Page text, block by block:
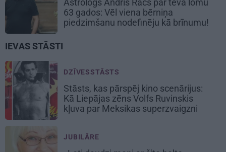
63 gados: Vēl viena bērniņa
piedzimšanu nodefinēju kā brīnumu!
IEVAS STĀSTI
DZĪVESSTĀSTS
Stāsts, kas pārspēj kino scenārijus:
Kā Liepājas zēns Volfs Ruvinskis
kļuva par Meksikas superzvaigzni
JUBILĀRE